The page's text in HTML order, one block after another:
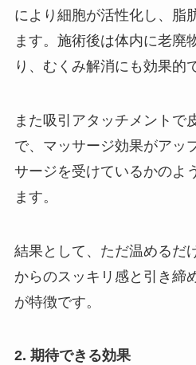
により細胞が活性化し、脂
ます。施術後は体内に老廃
り、むくみ解消にも効果的
また吸引アタッチメントで
で、マッサージ効果がアッ
サージを受けているかのよ
ます。
結果として、ただ温めるだ
からのスッキリ感と引き締
が特徴です。
2. 期待できる効果